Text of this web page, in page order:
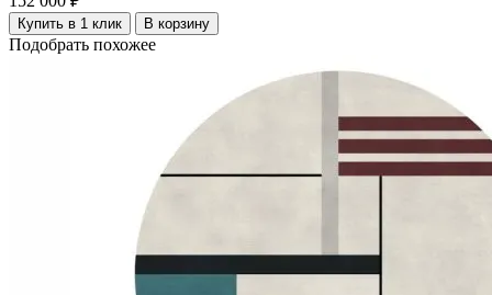
Купить в 1 клик В корзину
Подобрать похожее